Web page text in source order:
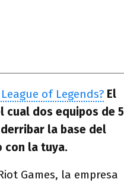
of Legends? El
cual dos equipos de 5
la base del
con la tuya.
Games, la empresa